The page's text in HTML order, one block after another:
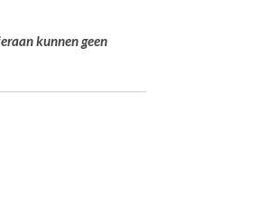
kunnen geen